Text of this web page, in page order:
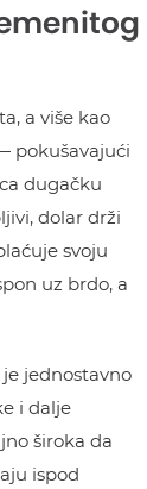
a više kao
pokušavajući
dugačku
dolar drži
svoju
uz brdo, a
jednostavno
i dalje
široka da
ispod